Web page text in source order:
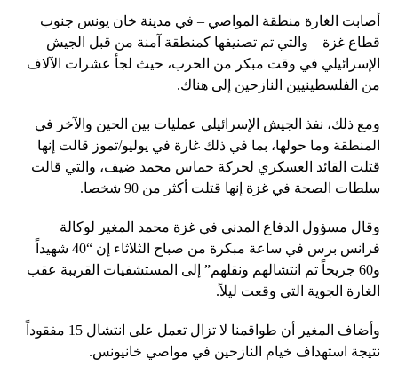
أصابت الغارة منطقة المواصي – في مدينة خان يونس جنوب
قطاع غزة – والتي تم تصنيفها كمنطقة آمنة من قبل الجيش
الإسرائيلي في وقت مبكر من الحرب، حيث لجأ عشرات الآلاف
من الفلسطينيين النازحين إلى هناك.
ومع ذلك، نفذ الجيش الإسرائيلي عمليات بين الحين والآخر في
المنطقة وما حولها، بما في ذلك غارة في يوليو/تموز قالت إنها
قتلت القائد العسكري لحركة حماس محمد ضيف، والتي قالت
سلطات الصحة في غزة إنها قتلت أكثر من 90 شخصا.
وقال مسؤول الدفاع المدني في غزة محمد المغير لوكالة
فرانس برس في ساعة مبكرة من صباح الثلاثاء إن “40 شهيداً
و60 جريحاً تم انتشالهم ونقلهم” إلى المستشفيات القريبة عقب
الغارة الجوية التي وقعت ليلاً.
وأضاف المغير أن طواقمنا لا تزال تعمل على انتشال 15 مفقوداً
نتيجة استهداف خيام النازحين في مواصي خانيونس.